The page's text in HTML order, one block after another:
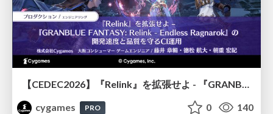
【CEDEC2026】『Relink』を拡張せよ - 『GRANBLUE FANTASY: Relink - Endless Ragnarok』の開発速度と品質を守るCI運用
cygames
PRO 0 140